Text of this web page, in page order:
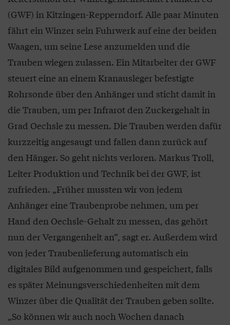
(GWF) in Kitzingen-Repperndorf. Alle paar Minuten
fährt ein Winzer sein Fuhrwerk auf eine der beiden
Waagen, um seine Lese anzumelden und die
Trauben wiegen zulassen. Ein Mitarbeiter der GWF
steuert eine an einem Kranausleger befestigte
Rohrsonde über den Anhänger und sticht damit in
die Trauben, um per Infrarot den Zuckergehalt in
Grad Oechsle zu messen. Die Trauben werden dafür
kurzzeitig angesaugt und fallen dann zurück auf
den Hänger. So geht nichts verloren. Markus Troll,
Leiter Produktion und Technik bei der GWF, ist
zufrieden. „Früher mussten wir von jedem
Anhänger eine Traubenprobe nehmen, um per
Hand den Oechsle-Gehalt zu messen, das gehört
nun der Vergangenheit an“, sagt er. Außerdem wird
von jeder Traubenlieferung automatisch ein
digitales Bild aufgenommen und gespeichert, falls
es später Meinungsverschiedenheiten mit dem
Winzer über die Qualität der Trauben geben sollte.
„So können wir auch noch Wochen danach